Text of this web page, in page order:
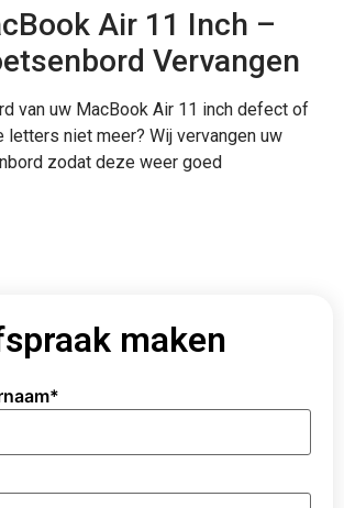
Air 11 Inch –
Vervangen
van uw MacBook Air 11 inch defect of
letters niet meer? Wij vervangen uw
zodat deze weer goed
maken
*